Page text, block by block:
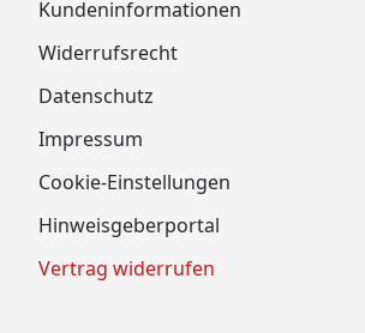
Kundeninformationen
Widerrufsrecht
Datenschutz
Impressum
Cookie-Einstellungen
Hinweisgeberportal
Vertrag widerrufen